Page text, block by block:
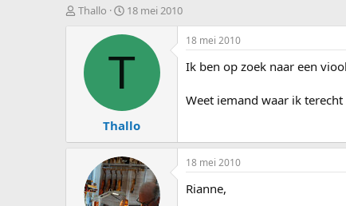
T
t
Thallo
S
a
t
u
m
18 mei 2010
T
Thallo
18 mei 2010
Ik ben op zoek naar een
Weet iemand waar ik
18 mei 2010
Rianne,